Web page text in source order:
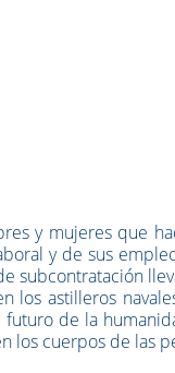
y mujeres que
y de sus
subcontratación
los astilleros
de la
los cuerpos de las